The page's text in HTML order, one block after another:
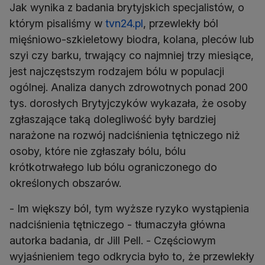
Jak wynika z badania brytyjskich specjalistów, o
którym pisaliśmy w tvn24.pl, przewlekły ból
mięśniowo-szkieletowy biodra, kolana, pleców lub
szyi czy barku, trwający co najmniej trzy miesiące,
jest najczęstszym rodzajem bólu w populacji
ogólnej. Analiza danych zdrowotnych ponad 200
tys. dorosłych Brytyjczyków wykazała, że osoby
zgłaszające taką dolegliwość były bardziej
narażone na rozwój nadciśnienia tętniczego niż
osoby, które nie zgłaszały bólu, bólu
krótkotrwałego lub bólu ograniczonego do
określonych obszarów.
- Im większy ból, tym wyższe ryzyko wystąpienia
nadciśnienia tętniczego - tłumaczyła główna
autorka badania, dr Jill Pell. - Częściowym
wyjaśnieniem tego odkrycia było to, że przewlekły